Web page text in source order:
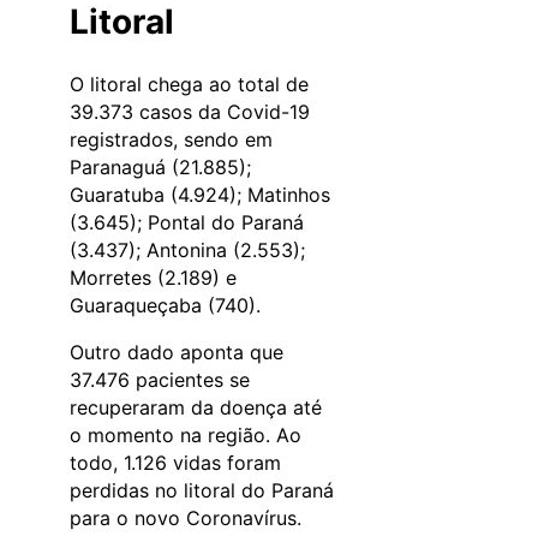
Litoral
O litoral chega ao total de
39.373 casos da Covid-19
registrados, sendo em
Paranaguá (21.885);
Guaratuba (4.924); Matinhos
(3.645); Pontal do Paraná
(3.437); Antonina (2.553);
Morretes (2.189) e
Guaraqueçaba (740).
Outro dado aponta que
37.476 pacientes se
recuperaram da doença até
o momento na região. Ao
todo, 1.126 vidas foram
perdidas no litoral do Paraná
para o novo Coronavírus.